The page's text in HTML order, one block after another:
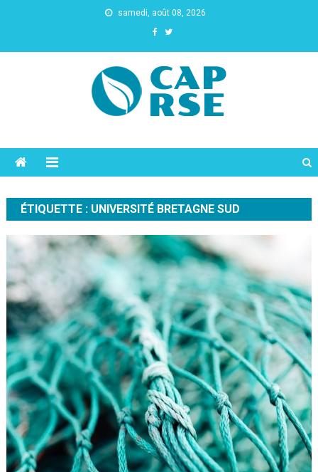
samedi, août 08, 2026
ÉTIQUETTE : UNIVERSITÉ BRETAGNE SUD